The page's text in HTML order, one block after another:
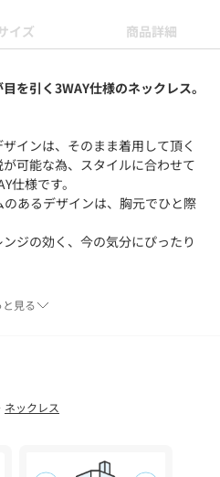
イズ 商品詳細
を引く3WAY仕様のネックレス。
インは、そのまま着用して頂く
可能な為、スタイルに合わせて
仕様です。
あるデザインは、胸元でひと際
ジの効く、今の気分にぴったり
場合がございます。予めご了承
の画像をご参照ください。
のBEAUTY & YOUTH各店舗まで
と見る
ネックレス